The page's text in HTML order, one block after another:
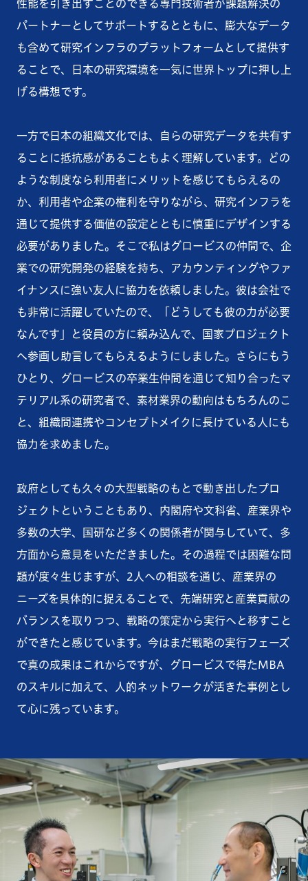
性能を引き出すことのできる専門技術者が課題解決の
パートナーとしてサポートするとともに、膨大なデータ
も含めて研究インフラのプラットフォームとして提供す
ることで、日本の研究環境を一気に世界トップに押し上
げる構想です。
一方で日本の組織文化では、自らの研究データを共有す
ることに抵抗感があることもよく理解しています。どの
ような制度なら利用者にメリットを感じてもらえるの
か、利用者や企業の権利を守りながら、研究インフラを
通じて提供する価値の設定とともに慎重にデザインする
必要がありました。そこで私はグロービスの仲間で、企
業での研究開発の経験を持ち、アカウンティングやファ
イナンスに強い友人に協力を依頼しました。彼は会社で
も非常に活躍していたので、「どうしても彼の力が必要
なんです」と役員の方に頼み込んで、国家プロジェクト
へ参画し助言してもらえるようにしました。さらにもう
ひとり、グロービスの卒業生仲間を通じて知り合ったマ
テリアル系の研究者で、素材業界の動向はもちろんのこ
と、組織間連携やコンセプトメイクに長けている人にも
協力を求めました。
政府としても久々の大型戦略のもとで動き出したプロ
ジェクトということもあり、内閣府や文科省、産業界や
多数の大学、国研など多くの関係者が関与していて、多
方面から意見をいただきました。その過程では困難な問
題が度々生じますが、2人への相談を通じ、産業界の
ニーズを具体的に捉えることで、先端研究と産業貢献の
バランスを取りつつ、戦略の策定から実行へと移すこと
ができたと感じています。今はまだ戦略の実行フェーズ
で真の成果はこれからですが、グロービスで得たMBA
のスキルに加えて、人的ネットワークが活きた事例とし
て心に残っています。